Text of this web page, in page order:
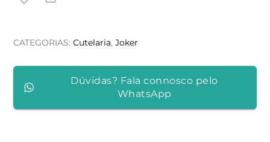
PUNHO
DE
CATEGORIAS:Cutelaria,Joker
Dúvidas? Fala connosco pelo
WhatsApp